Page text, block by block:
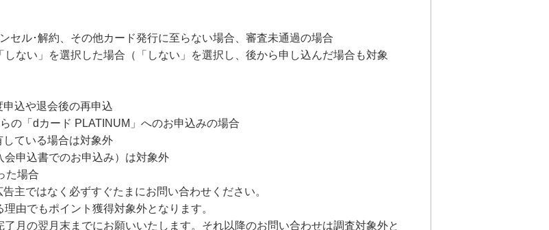
セル･解約、その他カード発行に至らない場合、審査未通過の場合
ない」を選択した場合（「しない」を選択し、後から申し込んだ場合も対象
込や退会後の再申込
の「dカード PLATINUM」へのお申込みの場合
ている場合は対象外
申込書でのお申込み）は対象外
た場合
主ではなく必ずすぐたまにお問い合わせください。
由でもポイント獲得対象外となります。
月の翌月末までにお願いいたします。それ以降のお問い合わせは調査対象外と